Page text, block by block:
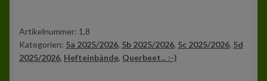
Menge
Artikelnummer: 1,8
Kategorien: 5a 2025/2026, 5b 2025/2026, 5c 2025/2026, 5d
2025/2026, Hefteinbände, Querbeet... :-)